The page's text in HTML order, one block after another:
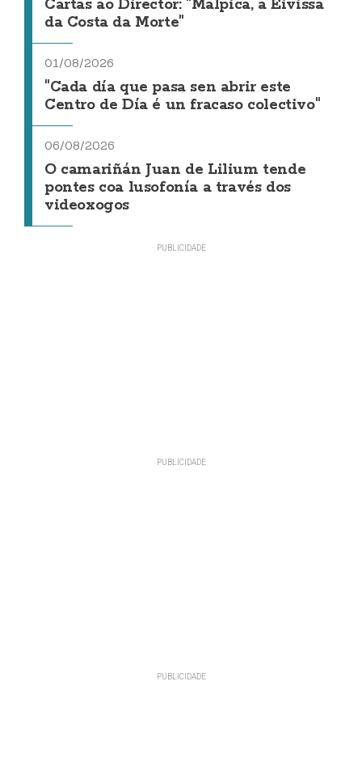
Cartas ao Director: "Malpica, a Eivissa
da Costa da Morte"
01/08/2026
"Cada día que pasa sen abrir este
Centro de Día é un fracaso colectivo"
06/08/2026
O camariñán Juan de Lilium tende
pontes coa lusofonía a través dos
videoxogos